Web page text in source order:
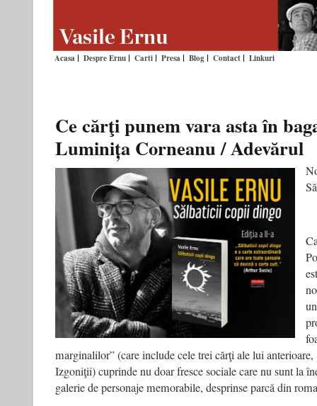
Acasa Despre Ernu Carti Presa Blog Contact Linkuri
Ce cărţi punem vara asta în
Luminița Corneanu / Adevărul
marginalilor” (care include cele trei cărţi ale lui
Izgoniţii) cuprinde nu doar fresce sociale care nu sunt la
galerie de personaje memorabile, desprinse parcă din